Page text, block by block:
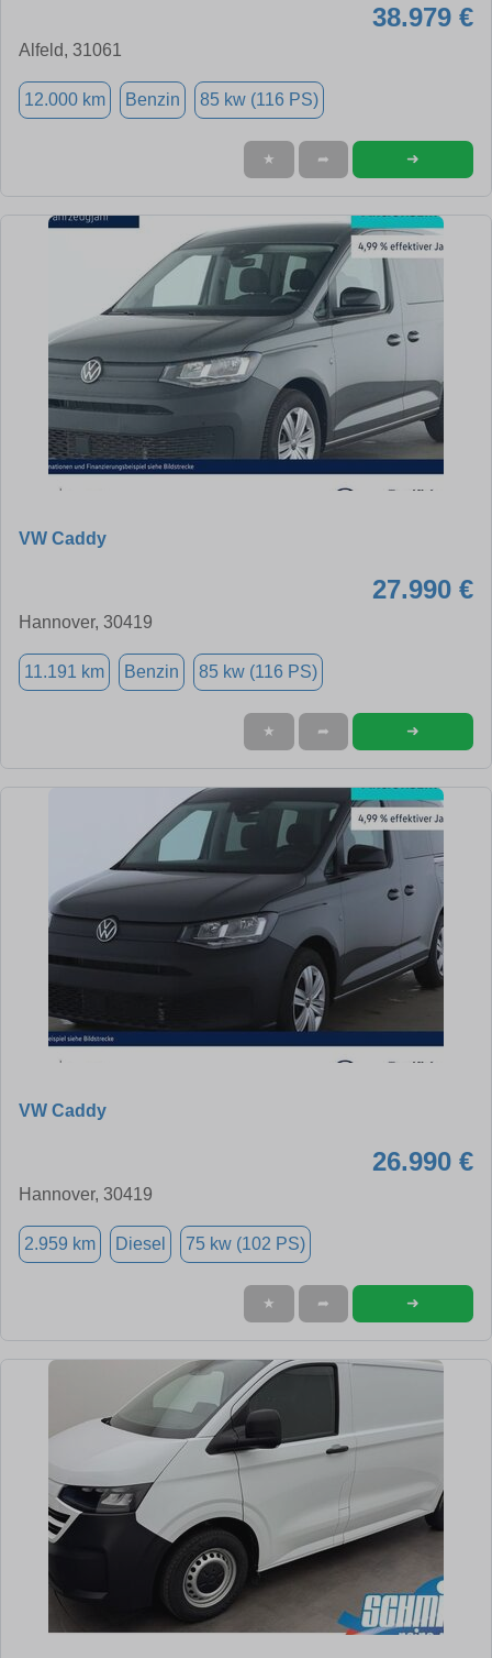
38.979 €
Alfeld, 31061
12.000 km Benzin 85 kw (116 PS)
★ ➦ ➜
VW Caddy
27.990 €
Hannover, 30419
11.191 km Benzin 85 kw (116 PS)
★ ➦ ➜
VW Caddy
26.990 €
Hannover, 30419
2.959 km Diesel 75 kw (102 PS)
★ ➦ ➜